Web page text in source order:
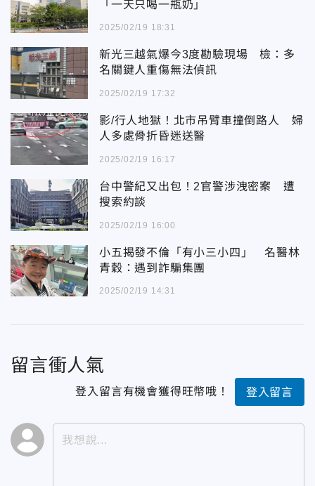
「一天只喝一瓶奶」
2025/02/19 18:31
新光三越氣爆今3度勘驗現場 檢：多
名關鍵人重傷無法偵訊
2025/02/19 17:32
影/行人地獄！北市吊臂車撞倒路人 婦
人多處骨折昏迷送醫
2025/02/19 16:17
台中警紀又出包！2官警涉洩密案 遭
搜索約談
2025/02/19 16:00
小五揭發不倫「有小三小四」 名醫林
青穀：遇到詐騙集團
2025/02/19 14:31
留言衝人氣
登入留言有機會獲得旺幣哦！ 登入留言